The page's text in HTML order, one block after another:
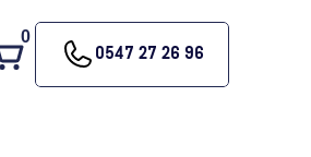
0
0547 27 26 96